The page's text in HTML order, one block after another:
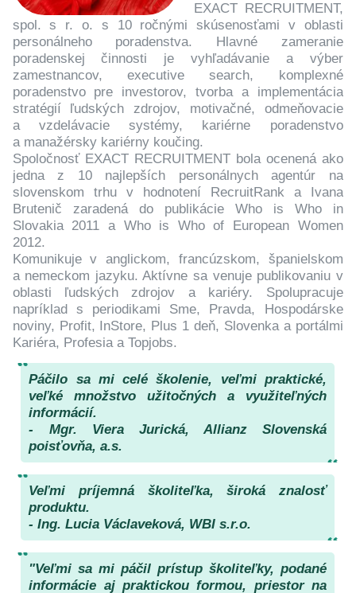
EXACT RECRUITMENT,
spol. s r. o. s 10 ročnými skúsenosťami v oblasti
personálneho poradenstva. Hlavné zameranie
poradenskej činnosti je vyhľadávanie a výber
zamestnancov, executive search, komplexné
poradenstvo pre investorov, tvorba a implementácia
stratégií ľudských zdrojov, motivačné, odmeňovacie
a vzdelávacie systémy, kariérne poradenstvo
a manažérsky kariérny koučing.
Spoločnosť EXACT RECRUITMENT bola ocenená ako
jedna z 10 najlepších personálnych agentúr na
slovenskom trhu v hodnotení RecruitRank a Ivana
Brutenič zaradená do publikácie Who is Who in
Slovakia 2011 a Who is Who of European Women
2012.
Komunikuje v anglickom, francúzskom, španielskom
a nemeckom jazyku. Aktívne sa venuje publikovaniu v
oblasti ľudských zdrojov a kariéry. Spolupracuje
napríklad s periodikami Sme, Pravda, Hospodárske
noviny, Profit, InStore, Plus 1 deň, Slovenka a portálmi
Kariéra, Profesia a Topjobs.
Páčilo sa mi celé školenie, veľmi praktické,
veľké množstvo užitočných a využiteľných
informácií.
- Mgr. Viera Jurická, Allianz Slovenská
poisťovňa, a.s.
Veľmi príjemná školiteľka, široká znalosť
produktu.
- Ing. Lucia Václaveková, WBI s.r.o.
"Veľmi sa mi páčil prístup školiteľky, podané
informácie aj praktickou formou, priestor na